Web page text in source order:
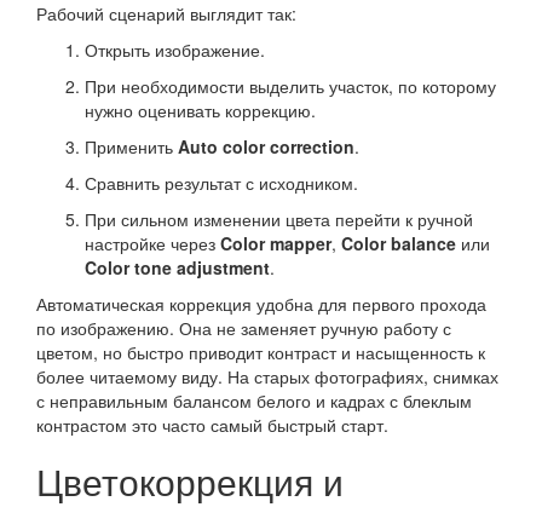
Рабочий сценарий выглядит так:
Открыть изображение.
При необходимости выделить участок, по которому
нужно оценивать коррекцию.
Применить Auto color correction.
Сравнить результат с исходником.
При сильном изменении цвета перейти к ручной
настройке через Color mapper, Color balance или
Color tone adjustment.
Автоматическая коррекция удобна для первого прохода
по изображению. Она не заменяет ручную работу с
цветом, но быстро приводит контраст и насыщенность к
более читаемому виду. На старых фотографиях, снимках
с неправильным балансом белого и кадрах с блеклым
контрастом это часто самый быстрый старт.
Цветокоррекция и